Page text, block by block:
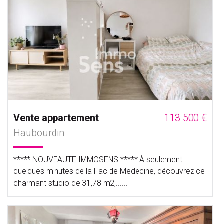
Vente appartement
113 500 €
Haubourdin
***** NOUVEAUTE IMMOSENS ***** À seulement
quelques minutes de la Fac de Medecine, découvrez ce
charmant studio de 31,78 m2,......